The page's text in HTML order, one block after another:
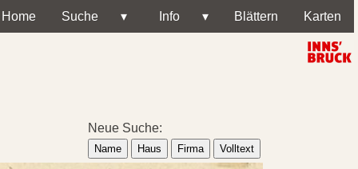
Home Suche ▾ Info ▾ Blättern Karten
Neue Suche:
Name Haus Firma Volltext